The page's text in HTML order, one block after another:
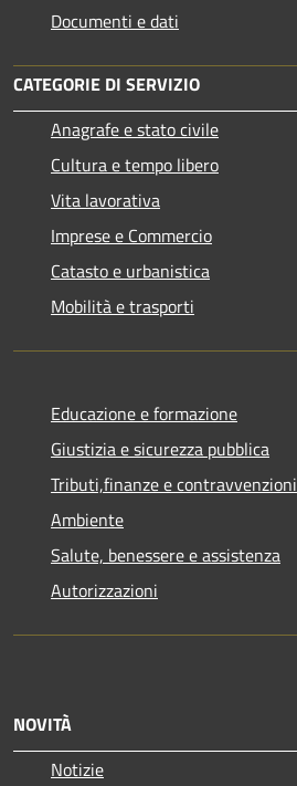
Documenti e dati
CATEGORIE DI SERVIZIO
Anagrafe e stato civile
Cultura e tempo libero
Vita lavorativa
Imprese e Commercio
Catasto e urbanistica
Mobilità e trasporti
Educazione e formazione
Giustizia e sicurezza pubblica
Tributi,finanze e contravvenzioni
Ambiente
Salute, benessere e assistenza
Autorizzazioni
NOVITÀ
Notizie